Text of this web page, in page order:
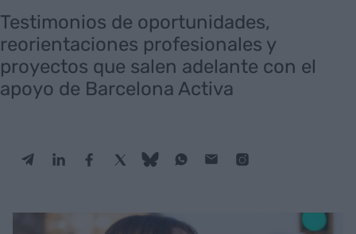
Testimonios de oportunidades,
reorientaciones profesionales y
proyectos que salen adelante con el
apoyo de Barcelona Activa